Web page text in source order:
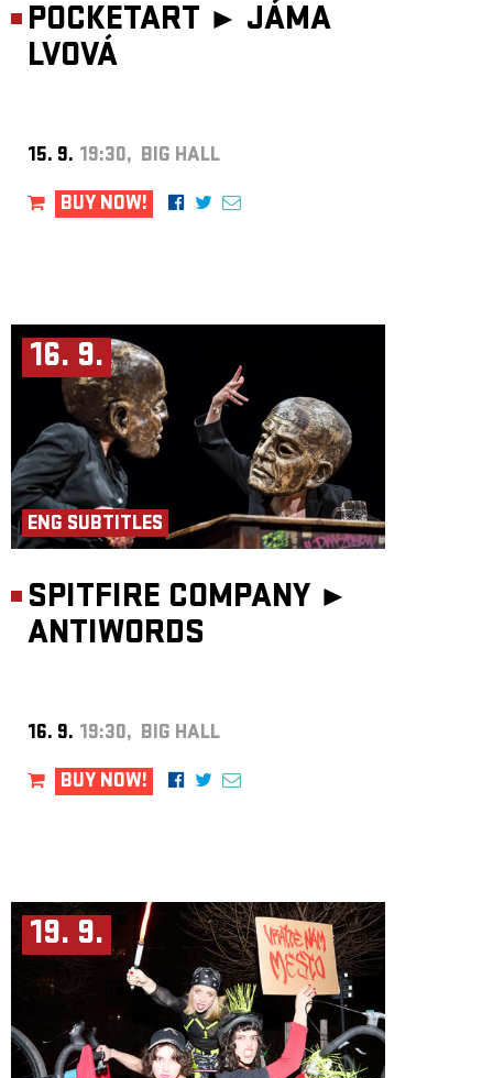
POCKETART ► JÁMA
LVOVÁ
15. 9. 19:30, BIG HALL
BUY NOW!
16. 9.
ENG SUBTITLES
SPITFIRE COMPANY ►
ANTIWORDS
16. 9. 19:30, BIG HALL
BUY NOW!
19. 9.